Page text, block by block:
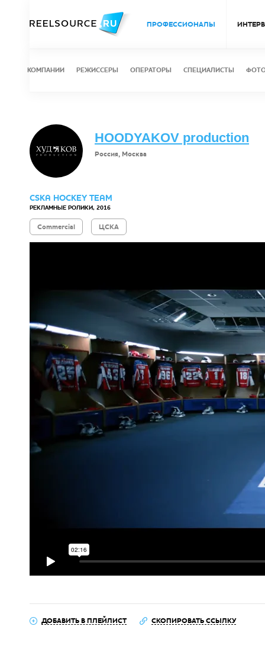
ПРОФЕССИОНАЛЫ
КОМПАНИИ РЕЖИССЕРЫ ОПЕРАТОРЫ СПЕЦИАЛИСТЫ
HOODYAKOV production
Россия, Москва
CSKA HOCKEY TEAM
РЕКЛАМНЫЕ РОЛИКИ, 2016
Commercial ЦСКА
ДОБАВИТЬ В ПЛЕЙЛИСТ СКОПИРОВАТЬ ССЫЛКУ